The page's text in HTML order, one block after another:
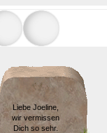
Liebe Joeline,
wir vermissen
Dich so sehr.